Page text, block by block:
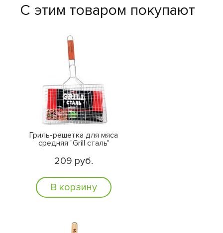
С этим товаром покупают
Гриль-решетка для мяса
средняя "Grill сталь"
209 руб.
В корзину